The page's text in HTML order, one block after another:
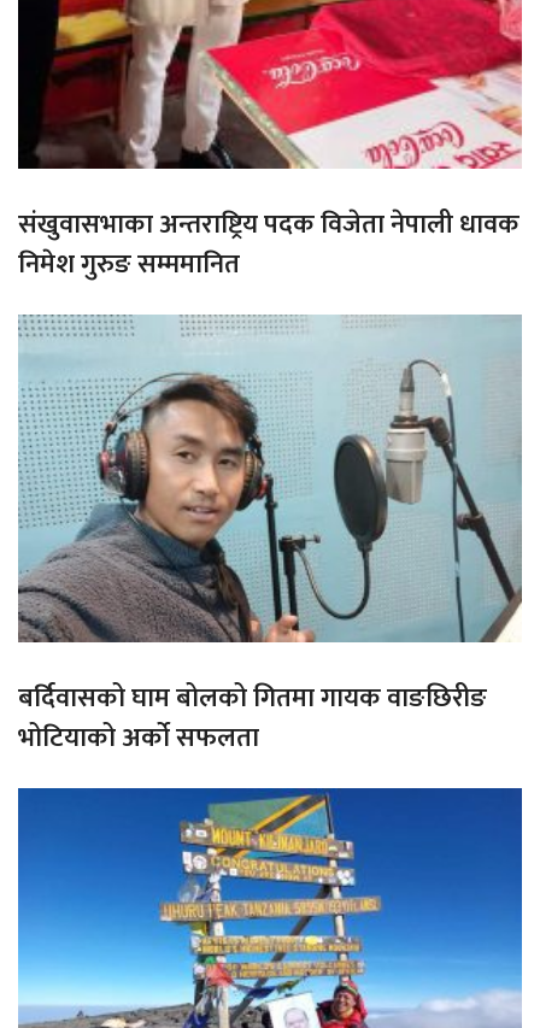
संखुवासभाका अन्तराष्ट्रिय पदक विजेता नेपाली धावक
निमेश गुरुङ सम्ममानित
बर्दिवासको घाम बोलको गितमा गायक वाङछिरीङ
भोटियाको अर्को सफलता